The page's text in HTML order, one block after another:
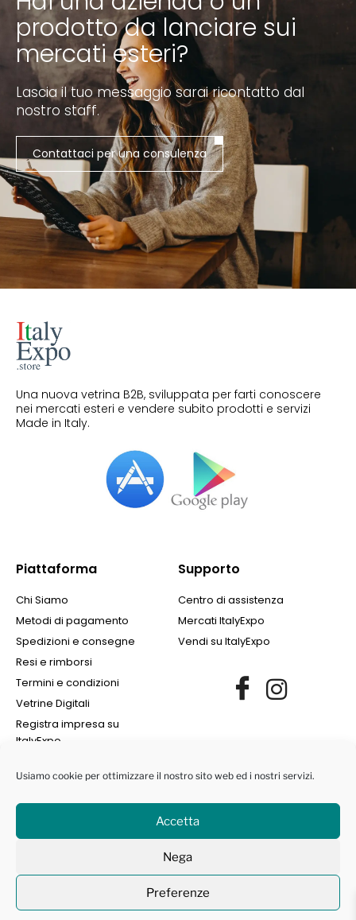
Usiamo cookie per ottimizzare il nostro sito web ed i nostri servizi.
Accetta
Nega
Preferenze
prodotto da lanciare sui
mercati esteri?
Lascia il tuo messaggio sarai ricontatto dal
nostro staff.
Contattaci per una consulenza
Una nuova vetrina B2B, sviluppata per farti conoscere
nei mercati esteri e vendere subito prodotti e servizi
Made in Italy.
Piattaforma
Chi Siamo
Metodi di pagamento
Spedizioni e consegne
Resi e rimborsi
Termini e condizioni
Vetrine Digitali
Registra impresa su
ItalyExpo
Supporto
Centro di assistenza
Mercati ItalyExpo
Vendi su ItalyExpo
©2022 Finance Group Albania SH.PK. | All Rights Reserved | NIPT
L72405008I | Marchi protetti ® -Privacy Policy
Contattaci